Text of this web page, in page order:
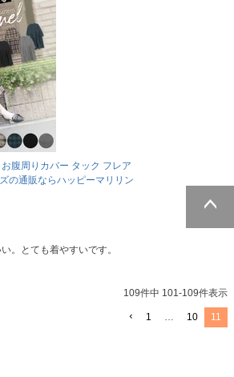
お腹周りカバー タック フレア
の通販ならハッピーマリリン
。とても着やすいです。
109件中 101-109件表示
1 … 10 11